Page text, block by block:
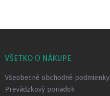
pVŠETKO O NÁKUPE
Všeobecné obchodné podmienky
Prevádzkový poriadok